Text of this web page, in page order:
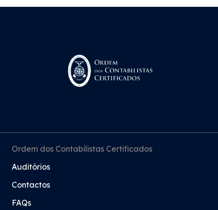
1995
No Orçamento do Estado de 1995 (Lei n.º 39-
B/94, de 27 de Dezembro), o governo pede e
o Decreto Lei n.º 265/95, de 17 de Outubro,
através do qual é aprovado o Estatuto dos
Regulamentação da profissão com a
Outubro. É o início de uma nova era, na qual
Ordem dos Contabilistas Certificados
Auditórios
Contactos
FAQs